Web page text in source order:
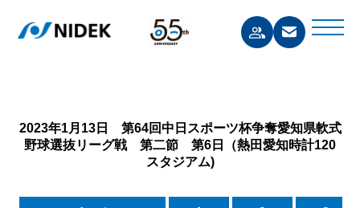
2023年1月13日 第64回中日スポーツ杯争奪愛知県軟式
野球選抜リーグ戦 第二節 第6日（熱田愛知時計120
スタジアム)